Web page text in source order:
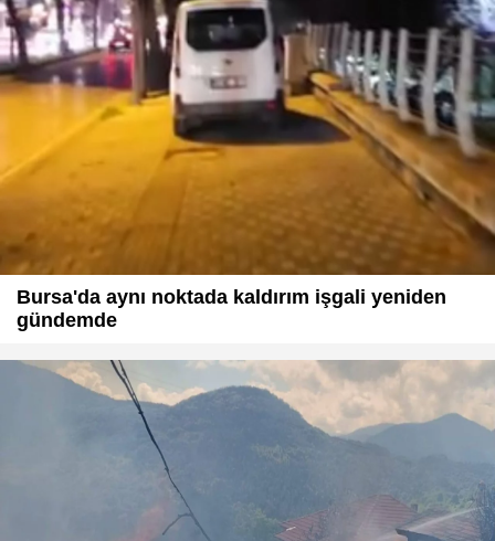
Bursa'da aynı noktada kaldırım işgali yeniden
gündemde